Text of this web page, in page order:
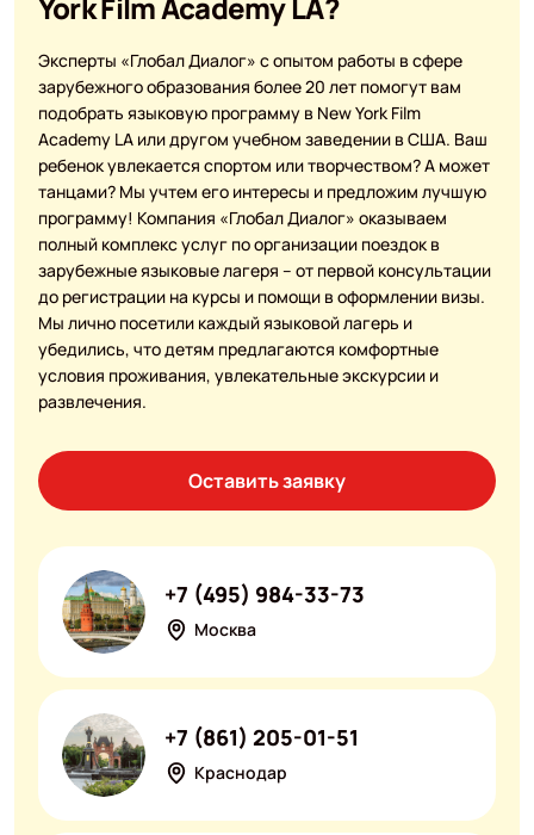
Эксперты «Глобал Диалог» с опытом работы в сфере
зарубежного образования более 20 лет помогут вам
подобрать языковую программу в New York Film
Academy LA или другом учебном заведении в США. Ваш
ребенок увлекается спортом или творчеством? А может
танцами? Мы учтем его интересы и предложим лучшую
программу! Компания «Глобал Диалог» оказываем
полный комплекс услуг по организации поездок в
зарубежные языковые лагеря – от первой консультации
до регистрации на курсы и помощи в оформлении визы.
Мы лично посетили каждый языковой лагерь и
убедились, что детям предлагаются комфортные
условия проживания, увлекательные экскурсии и
развлечения.
Оставить заявку
Москва
+7 (495) 984-33-73
Краснодар
+7 (861) 205-01-51